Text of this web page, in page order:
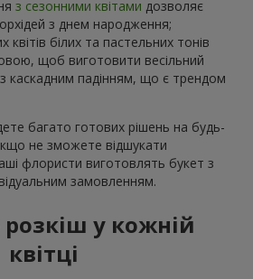
з сезонними квітами дозволяє
з днем народження;
квітів білих та пастельних тонів
щоб виготовити весільний
каскадним падінням, що є трендом
багато готових рішень на будь-
не зможете відшукати
флористи виготовлять букет з
замовленням.
розкіш у кожній
квітці